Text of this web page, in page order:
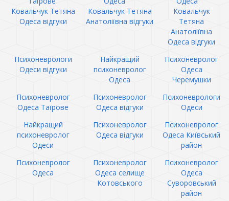
Ковальчук Тетяна
Одеса відгуки
Ковальчук Тетяна
Анатоліївна відгуки
Ковальчук
Тетяна
Анатоліївна
Одеса відгуки
Психоневрологи
Одеси відгуки
Найкращий
психоневролог
Одеса
Психоневролог
Одеса
Черемушки
Психоневролог
Одеса Таїрове
Психоневролог
Одеса відгуки
Психоневрологи
Одеси
Найкращий
психоневролог
Одеси
Психоневролог
Одеса відгуки
Психоневролог
Одеса Київський
район
Психоневролог
Одеса
Психоневролог
Одеса селище
Котовського
Психоневролог
Одеса
Суворовський
район